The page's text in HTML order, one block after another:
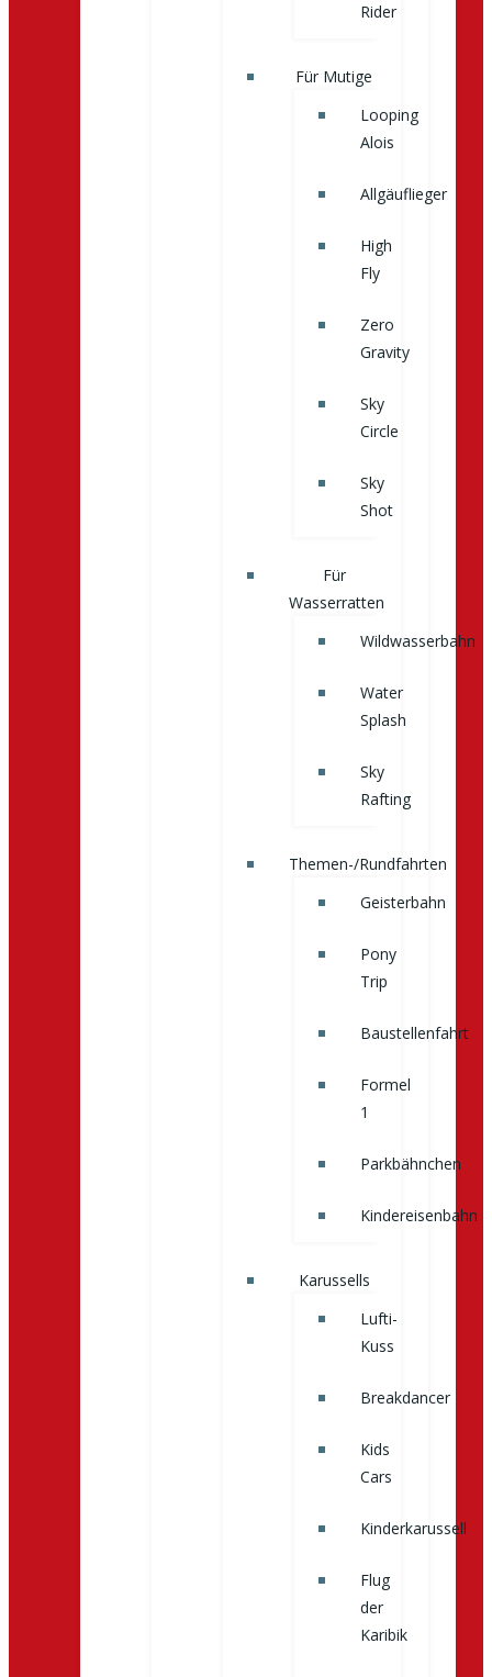
Rider
Für Mutige
Looping
Alois
Allgäuflieger
High
Fly
Zero
Gravity
Sky
Circle
Sky
Shot
Für
Wasserratten
Wildwasserbahn
Water
Splash
Sky
Rafting
Themen-/Rundfahrten
Geisterbahn
Pony
Trip
Baustellenfahrt
Formel
1
Parkbähnchen
Kindereisenbahn
Karussells
Lufti-
Kuss
Breakdancer
Kids
Cars
Kinderkarussell
Flug
der
Karibik